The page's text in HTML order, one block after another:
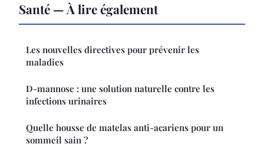
Santé — À lire également
Les nouvelles directives pour prévenir les
maladies
D-mannose : une solution naturelle contre les
infections urinaires
Quelle housse de matelas anti-acariens pour un
sommeil sain ?